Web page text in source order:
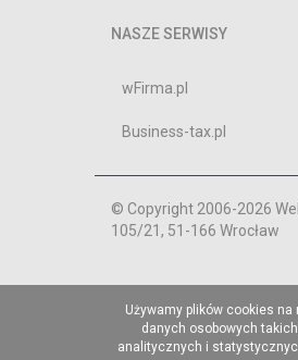
NASZE SERWISY
wFirma.pl
Business-tax.pl
© Copyright 2006-2026
105/21, 51-166 Wrocław
Używamy plików cookies
danych osobowych
analitycznych i